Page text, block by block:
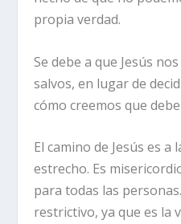
propia verdad.
Se debe a que Jesús
salvos, en lugar de
cómo creemos que
El camino de Jesús es a
estrecho. Es
para todas las
restrictivo, ya que es la